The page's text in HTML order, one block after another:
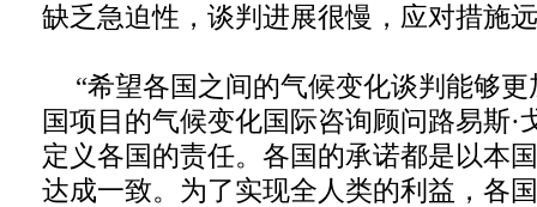
缺乏急迫性，谈判进展很慢，应对措施
“希望各国之间的气候变化谈判能够
国项目的气候变化国际咨询顾问路易斯·
定义各国的责任。各国的承诺都是以本
达成一致。为了实现全人类的利益，各